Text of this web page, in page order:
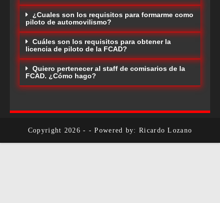
¿Cuales son los requisitos para formarme como
piloto de automovilismo?
Cuáles son los requisitos para obtener la
licencia de piloto de la FCAD?
Quiero pertenecer al staff de comisarios de la
FCAD. ¿Cómo hago?
Copyright 2026 - - Powered by: Ricardo Lozano